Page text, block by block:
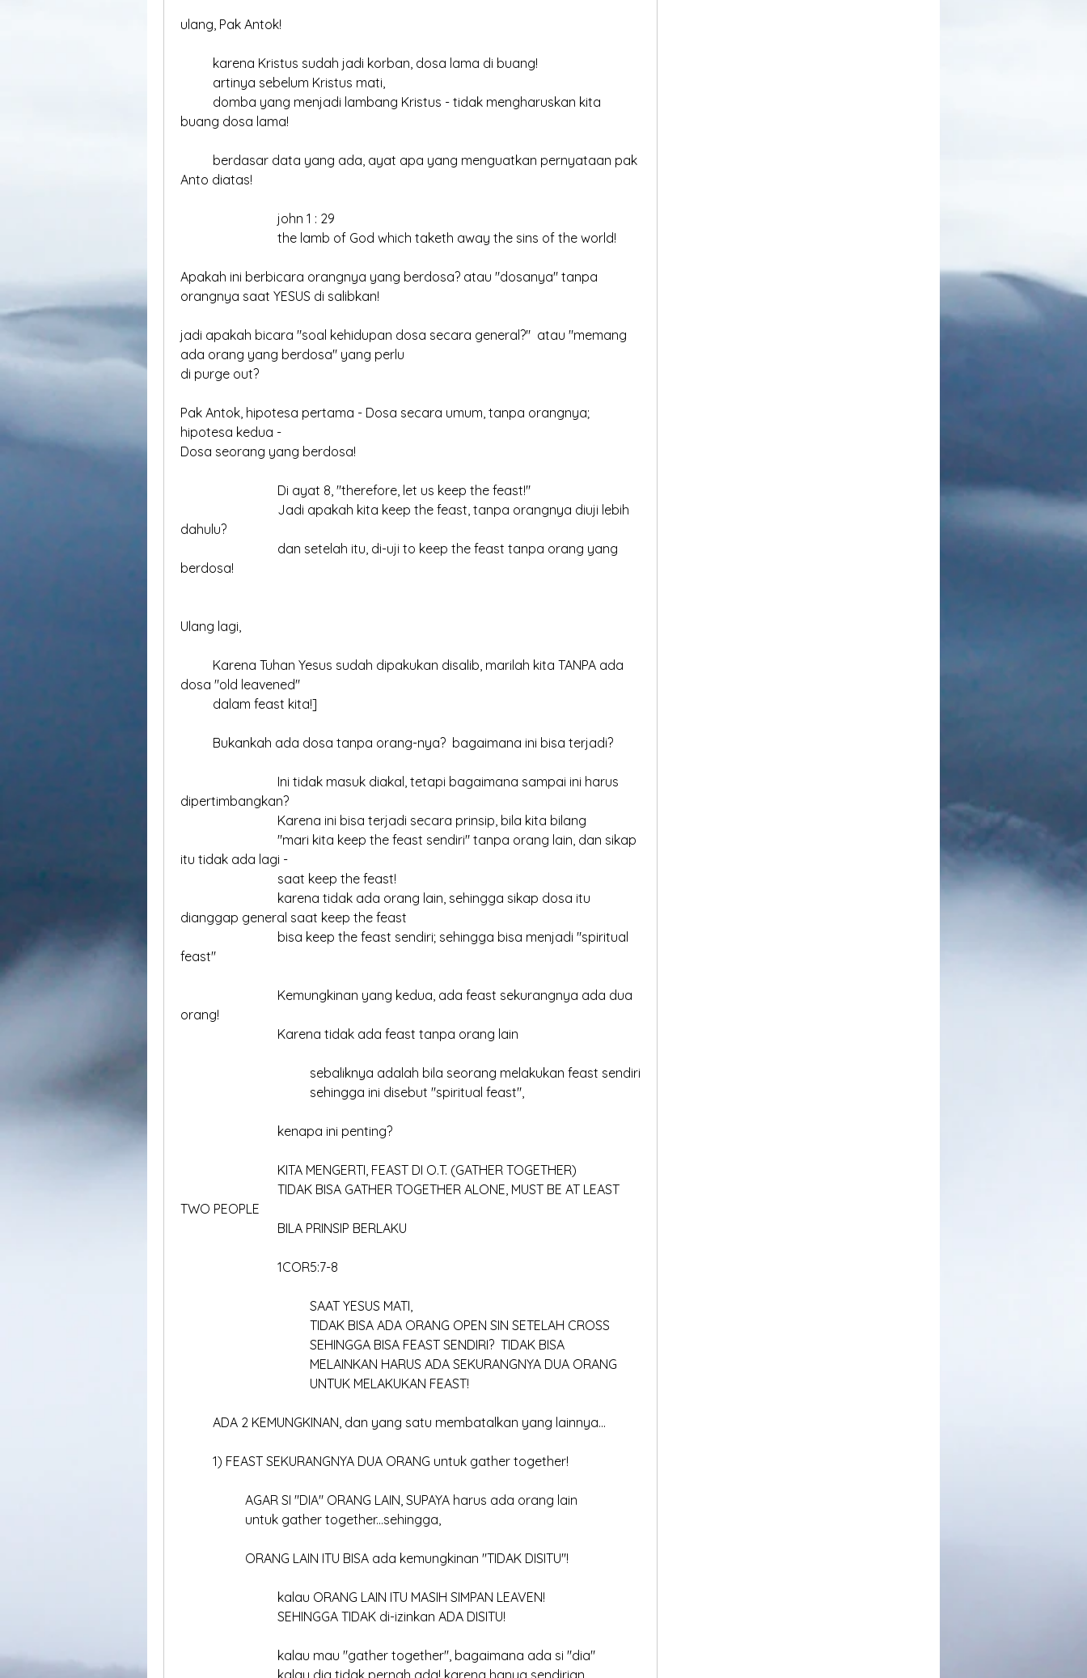
ulang, Pak Antok!
	karena Kristus sudah jadi korban, dosa lama di buang!
	artinya sebelum Kristus mati,
buang dosa lama!
Anto diatas!
			john 1 : 29
			the lamb of God which taketh away the sins of the world!
Apakah ini berbicara orangnya yang berdosa? atau "dosanya" tanpa
orangnya saat YESUS di salibkan!
jadi apakah bicara "soal kehidupan dosa secara general?"  atau "memang
ada orang yang berdosa" yang perlu
di purge out?
Pak Antok, hipotesa pertama - Dosa secara umum, tanpa orangnya;
hipotesa kedua -
Dosa seorang yang berdosa!
			Di ayat 8, "therefore, let us keep the feast!"
dahulu?
berdosa!
Ulang lagi,
dosa "old leavened"
	dalam feast kita!]
	Bukankah ada dosa tanpa orang-nya?  bagaimana ini bisa terjadi?
dipertimbangkan?
			Karena ini bisa terjadi secara prinsip, bila kita bilang
itu tidak ada lagi -
			saat keep the feast!
dianggap general saat keep the feast
feast"
orang!
			Karena tidak ada feast tanpa orang lain
				sebaliknya adalah bila seorang melakukan feast sendiri
				sehingga ini disebut "spiritual feast",
			kenapa ini penting?
			KITA MENGERTI, FEAST DI O.T. (GATHER TOGETHER)
TWO PEOPLE
			BILA PRINSIP BERLAKU
			1COR5:7-8
				SAAT YESUS MATI,
				TIDAK BISA ADA ORANG OPEN SIN SETELAH CROSS
				SEHINGGA BISA FEAST SENDIRI?  TIDAK BISA
				MELAINKAN HARUS ADA SEKURANGNYA DUA ORANG
				UNTUK MELAKUKAN FEAST!
	ADA 2 KEMUNGKINAN, dan yang satu membatalkan yang lainnya...
	1) FEAST SEKURANGNYA DUA ORANG untuk gather together!
		AGAR SI "DIA" ORANG LAIN, SUPAYA harus ada orang lain
		untuk gather together...sehingga,
		ORANG LAIN ITU BISA ada kemungkinan "TIDAK DISITU"!
			kalau ORANG LAIN ITU MASIH SIMPAN LEAVEN!
			SEHINGGA TIDAK di-izinkan ADA DISITU!
			kalau mau "gather together", bagaimana ada si "dia"
			kalau dia tidak pernah ada! karena hanya sendirian